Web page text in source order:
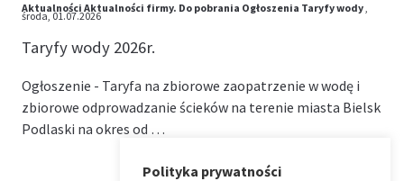
Aktualności Aktualności firmy. Do pobrania Ogłoszenia Taryfy wody,
środa, 01.07.2026
Taryfy wody 2026r.
Ogłoszenie - Taryfa na zbiorowe zaopatrzenie w wodę i
zbiorowe odprowadzanie ścieków na terenie miasta Bielsk
Podlaski na okres od …
Polityka prywatności